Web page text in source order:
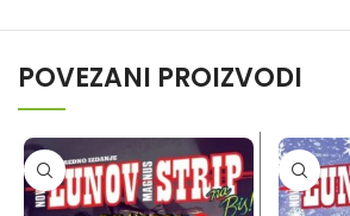
POVEZANI PROIZVODI